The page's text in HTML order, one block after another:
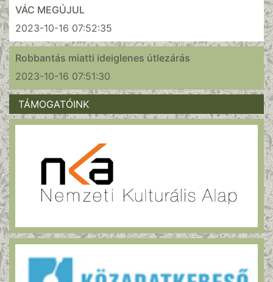
VÁC MEGÚJUL
2023-10-16 07:52:35
Robbantás miatti ideiglenes útlezárás
2023-10-16 07:51:30
TÁMOGATÓINK